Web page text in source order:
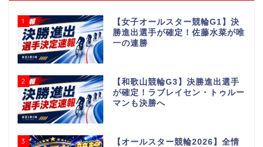
1
【女子オールスター競輪G1】決
勝進出選手が確定！佐藤水菜が唯
一の連勝
2
【和歌山競輪G3】決勝進出選手
が確定！ラブレイセン・トゥルー
マンも決勝へ
3
【オールスター競輪2026】全情